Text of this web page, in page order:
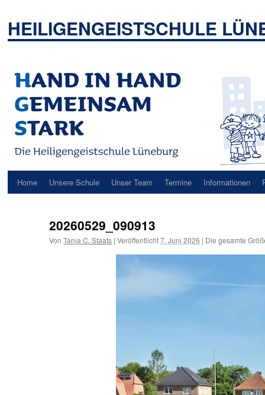
springen
HEILIGENGEISTSCHULE
Home Unsere Schule Unser Team Termine Informationen
20260529_090913
Von Tanja C. Staats | Veröffentlicht 7. Juni 2026 | Die gesamte